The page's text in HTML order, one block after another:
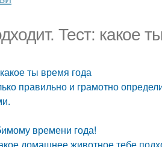
Тест: какое
ты время года
правильно и грамотно
времени года!